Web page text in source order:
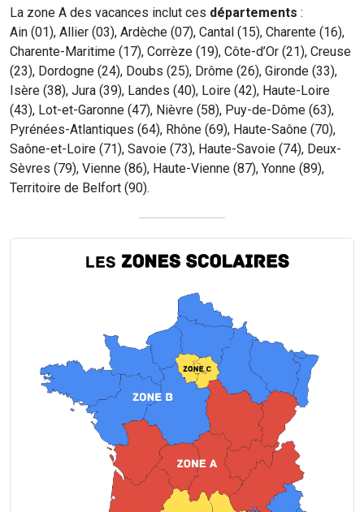
La zone A des vacances inclut ces départements :
Ain (01), Allier (03), Ardèche (07), Cantal (15), Charente (16),
Charente-Maritime (17), Corrèze (19), Côte-d’Or (21), Creuse
(23), Dordogne (24), Doubs (25), Drôme (26), Gironde (33),
Isère (38), Jura (39), Landes (40), Loire (42), Haute-Loire
(43), Lot-et-Garonne (47), Nièvre (58), Puy-de-Dôme (63),
Pyrénées-Atlantiques (64), Rhône (69), Haute-Saône (70),
Saône-et-Loire (71), Savoie (73), Haute-Savoie (74), Deux-
Sèvres (79), Vienne (86), Haute-Vienne (87), Yonne (89),
Territoire de Belfort (90).